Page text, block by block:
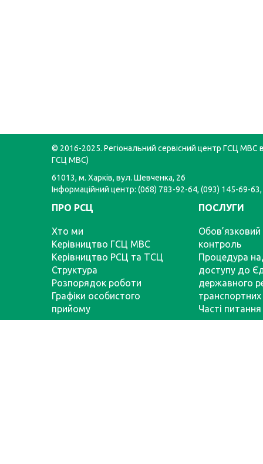
© 2016-2025. Регіональний сервісний центр ГСЦ МВС в
ГСЦ МВС)
61013, м. Харків, вул. Шевченка, 26
Інформаційний центр: (068) 783-92-64, (093) 145-69-
ПРО РСЦ
Хто ми
Керівництво ГСЦ МВС
Керівництво РСЦ та ТСЦ
Структура
Розпорядок роботи
Графіки особистого
прийому
ПОСЛУГИ
Обов’язковий
контроль
Процедура
доступу до
державного
транспортних
Часті питання